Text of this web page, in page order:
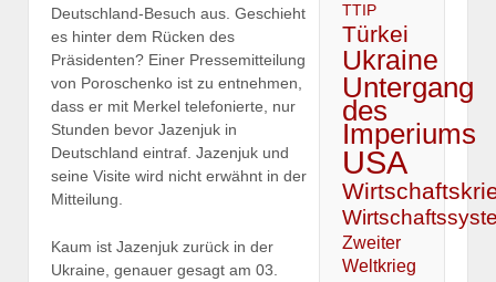
Deutschland-Besuch aus. Geschieht
es hinter dem Rücken des
Präsidenten? Einer Pressemitteilung
von Poroschenko ist zu entnehmen,
dass er mit Merkel telefonierte, nur
Stunden bevor Jazenjuk in
Deutschland eintraf. Jazenjuk und
seine Visite wird nicht erwähnt in der
Mitteilung.
Kaum ist Jazenjuk zurück in der
Ukraine, genauer gesagt am 03.
TTIP
Türkei
Ukraine
Untergang
des
Imperiums
USA
Zweiter
Weltkrieg